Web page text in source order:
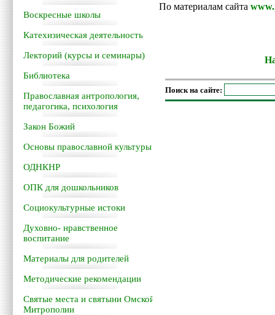
Воскресные школы
Катехизическая деятельность
Лекторий (курсы и семинары)
Библиотека
Православная антропология,
педагогика, психология
Закон Божий
Основы православной культуры
ОДНКНР
ОПК для дошкольников
Социокультурные истоки
Духовно- нравственное
воспитание
Материалы для родителей
Методические рекомендации
Святые места и святыни Омской
Митрополии
По материалам сайта
Поиск на сайте: